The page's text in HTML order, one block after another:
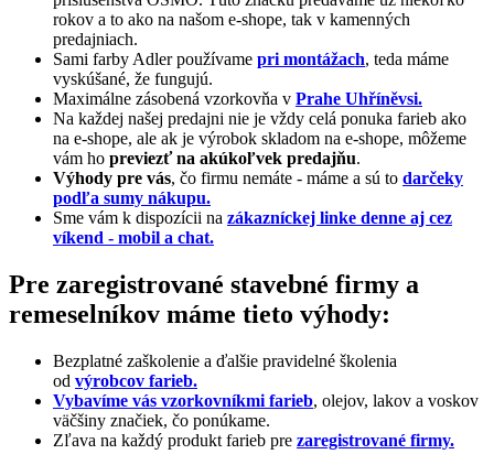
rokov a to ako na našom e-shope, tak v kamenných
predajniach.
Sami farby Adler používame pri montážach, teda máme
vyskúšané, že fungujú.
Maximálne zásobená vzorkovňa v Prahe Uhříněvsi.
Na každej našej predajni nie je vždy celá ponuka farieb ako
na e-shope, ale ak je výrobok skladom na e-shope, môžeme
vám ho previezť na akúkoľvek predajňu.
Výhody pre vás, čo firmu nemáte - máme a sú to darčeky
podľa sumy nákupu.
Sme vám k dispozícii na zákazníckej linke denne aj cez
víkend - mobil a chat.
Pre zaregistrované stavebné firmy a
remeselníkov máme tieto výhody:
Bezplatné zaškolenie a ďalšie pravidelné školenia
od výrobcov farieb.
Vybavíme vás vzorkovníkmi farieb, olejov, lakov a voskov
väčšiny značiek, čo ponúkame.
Zľava na každý produkt farieb pre zaregistrované firmy.